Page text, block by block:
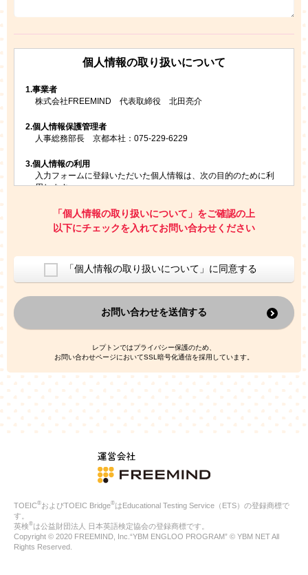
個人情報の取り扱いについて
1.事業者
株式会社FREEMIND 代表取締役 北田亮介
2.個人情報保護管理者
人事総務部長 京都本社：075-229-6229
3.個人情報の利用
入力フォームに登録いただいた個人情報は、次の目的のために利
用します。
お問い合わせにお答えするため
レプトンのキャンペーンや新商品（新サービス）、新規開講教
室等をご案内するため
ご利用者の個人情報を、本人が特定されないデータに不可逆変
換した上で、広告・宣伝・販売促進活動に役立てること
上記の利用目的のために第三者へ提供すること
なお、この利用目的を超えた個人情報の取扱いは行いません。ま
た、これ以外の目的で個人情報を利用することはありません。
人情報を、本人が特定されないデータに不可逆変換した上で第三
者広告配信事業者においてマッチングを行い、その結果に基づい
て広告を配信することがあります。第三者広告配信事業者が、こ
れらの情報を広告配信以外の目的で利用することはありません。
4.
個人情報の第三者への提供
当社は、次の場合を除き、ご本人の同意なしに個人情報を第三者
に提供することはありません。
ご本人の同意がある場合
法令に基づく場合
人の生命、身体または財産の保護のために必要がある場合であ
公衆衛生の向上または児童の健全な育成の推進のために特に必
合
特定した利用目的の達成に必要な範囲内において、個人情報の
「個人情報の取り扱いについて」をご確認の上
以下にチェックを入れてお問い合わせください
「個人情報の取り扱いについて」に同意する
お問い合わせを送信する
レプトンではプライバシー保護のため、
お問い合わせページにおいてSSL暗号化通信を採用しています。
TOEIC®およびTOEIC Bridge®はEducational Testing Service（ETS）の登録商標で
す。
英検®は公益財団法人 日本英語検定協会の登録商標です。
Copyright © 2020 FREEMIND, Inc.“YBM ENGLOO PROGRAM” © YBM NET All
Rights Reserved.